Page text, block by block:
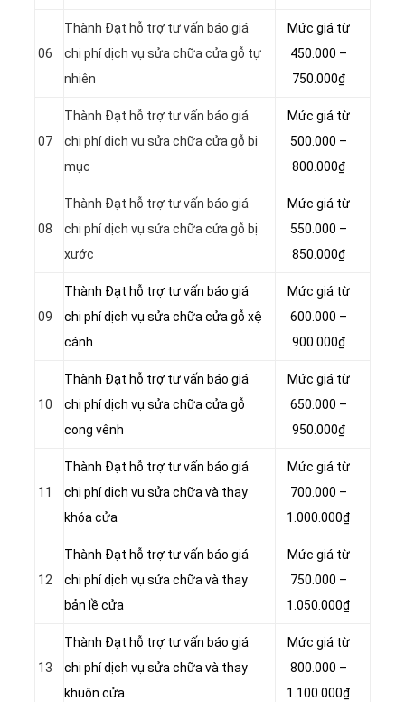
06
Thành Đạt hỗ trợ tư vấn báo giá
chi phí dịch vụ sửa chữa cửa gỗ tự
nhiên
Mức giá từ
450.000 –
750.000₫
07
Thành Đạt hỗ trợ tư vấn báo giá
chi phí dịch vụ sửa chữa cửa gỗ bị
mục
Mức giá từ
500.000 –
800.000₫
08
Thành Đạt hỗ trợ tư vấn báo giá
chi phí dịch vụ sửa chữa cửa gỗ bị
xước
Mức giá từ
550.000 –
850.000₫
09
Thành Đạt hỗ trợ tư vấn báo giá
chi phí dịch vụ sửa chữa cửa gỗ xệ
cánh
Mức giá từ
600.000 –
900.000₫
10
Thành Đạt hỗ trợ tư vấn báo giá
chi phí dịch vụ sửa chữa cửa gỗ
cong vênh
Mức giá từ
650.000 –
950.000₫
11
Thành Đạt hỗ trợ tư vấn báo giá
chi phí dịch vụ sửa chữa và thay
khóa cửa
Mức giá từ
700.000 –
1.000.000₫
12
Thành Đạt hỗ trợ tư vấn báo giá
chi phí dịch vụ sửa chữa và thay
bản lề cửa
Mức giá từ
750.000 –
1.050.000₫
13
Thành Đạt hỗ trợ tư vấn báo giá
chi phí dịch vụ sửa chữa và thay
khuôn cửa
Mức giá từ
800.000 –
1.100.000₫